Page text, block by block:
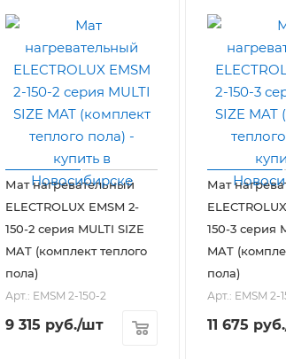
Мат нагревательный
ELECTROLUX EMSM 2-
150-2 серия MULTI SIZE
MAT (комплект теплого
пола)
Арт.: EMSM 2-150-2
9 315 руб./шт
Мат
150-3 серия
MAT
пола)
Арт.: EMSM 2-
11 675 руб.